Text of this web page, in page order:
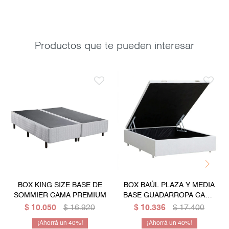
Productos que te pueden interesar
BOX KING SIZE BASE DE
SOMMIER CAMA PREMIUM
$ 10.050 $ 16.920
40
BOX BAÚL PLAZA Y MEDIA
BASE GUADARROPA CAMA
- BLANCO
$ 10.336 $ 17.400
40